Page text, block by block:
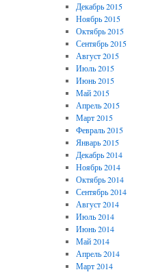
Декабрь 2015
Ноябрь 2015
Октябрь 2015
Сентябрь 2015
Август 2015
Июль 2015
Июнь 2015
Май 2015
Апрель 2015
Март 2015
Февраль 2015
Январь 2015
Декабрь 2014
Ноябрь 2014
Октябрь 2014
Сентябрь 2014
Август 2014
Июль 2014
Июнь 2014
Май 2014
Апрель 2014
Март 2014